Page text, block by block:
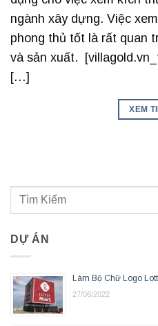
ngành xây dựng. Việc
phong thủ tốt là rất quan
và sản xuất.
[…]
XEM
DỰ ÁN
Làm Bộ Chữ Logo
27/06/2022